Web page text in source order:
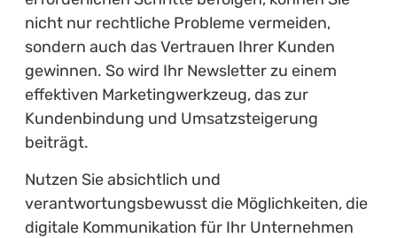
nicht nur rechtliche Probleme vermeiden,
sondern auch das Vertrauen Ihrer Kunden
gewinnen. So wird Ihr Newsletter zu einem
effektiven Marketingwerkzeug, das zur
Kundenbindung und Umsatzsteigerung
beiträgt.
Nutzen Sie absichtlich und
verantwortungsbewusst die Möglichkeiten, die
digitale Kommunikation für Ihr Unternehmen